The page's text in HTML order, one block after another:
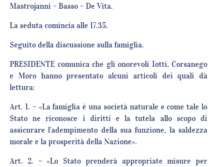
Mastrojanni – Basso – De Vita.
La seduta comincia alle 17.35.
Seguito della discussione sulla famiglia.
PRESIDENTE comunica che gli onorevoli Iotti, Corsanego
e Moro hanno presentato alcuni articoli dei quali dà
lettura:
Art. 1. – «La famiglia è una società naturale e come tale lo
Stato ne riconosce i diritti e la tutela allo scopo di
assicurare l’adempimento della sua funzione, la saldezza
morale e la prosperità della Nazione».
Art. 2. – «Lo Stato prenderà appropriate misure per